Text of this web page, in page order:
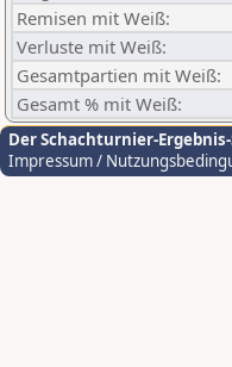
Remisen mit Weiß:
Verluste mit Weiß:
Gesamtpartien mit Weiß:
Gesamt % mit Weiß:
Der Schachturnier-
Impressum /